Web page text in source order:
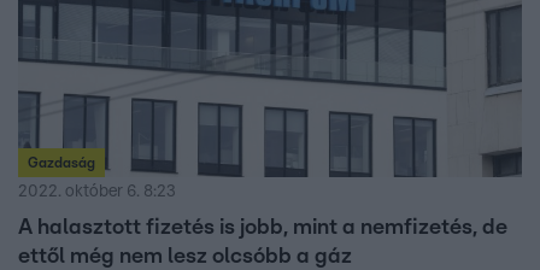
Gazdaság
2022. október 6. 8:23
A halasztott fizetés is jobb, mint a nemfizetés, de
ettől még nem lesz olcsóbb a gáz